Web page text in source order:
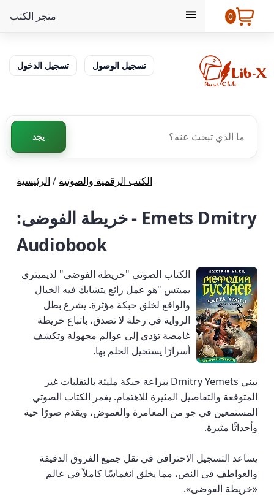
0 متجر الكتب
تسجيل الدخول تسجيل الوصول
يجد
الرئيسية / الكتب الرقمية والصوتية
Emets Dmitry - خريطة الفوضى:
Audiobook
الكتاب الصوتي "خريطة الفوضى" لديميتري
يميتس "هو عمل رائع يتشابك فيه الخيال
والواقع لخلق حبكة مؤثرة. يشرع بطل
الرواية في رحلة لا تصدق، باتباع خريطة
غامضة تؤدي إلى عوالم مجهولة وتكشف
أسرارًا يستحيل الحلم بها.
يبني Dmitry Yemets ببراعة حبكة مليئة بالتقلبات غير
المتوقعة والتفاصيل المثيرة للاهتمام. يغمر الكتاب الصوتي
المستمعين في جو من المغامرة والغموض، ويقدم صورًا حية
وأحداثًا مثيرة.
يساعد التسجيل الاحترافي في نقل جميع الفروق الدقيقة
والعواطف في النص، مما يخلق انغماسًا كاملاً في عالم
«خريطة الفوضى».